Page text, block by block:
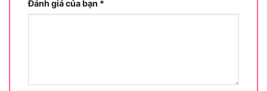
Máy khoan Dekton D21-MK13TBL là máy khoan
N.m và đầu kẹp Auto Lock 13mm.Sản phẩm
Đánh giá của bạn *